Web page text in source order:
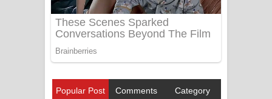
Popular Post Comments Category